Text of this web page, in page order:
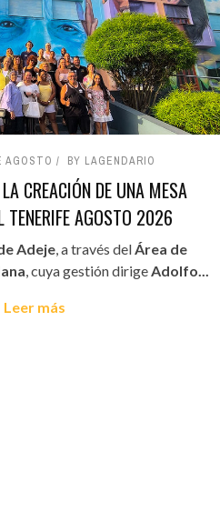
AGOSTO BY LAGENDARIO
CREACIÓN DE UNA MESA
TENERIFE AGOSTO 2026
Adeje, a través delÁrea de
, cuya gestión dirigeAdolfo...
Leer más